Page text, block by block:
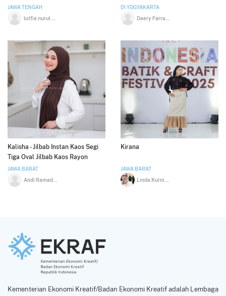
JAWA TENGAH
200CM X 115CM
DI YOGYAKARTA
Kalisha - Jilbab Instan Kaos Segi
Tiga Oval Jilbab Kaos Rayon
Qanita
JAWA BARAT
Kirana
JAWA BARAT
Kementerian Ekonomi Kreatif/Badan Ekonomi Kreatif adalah Lembaga